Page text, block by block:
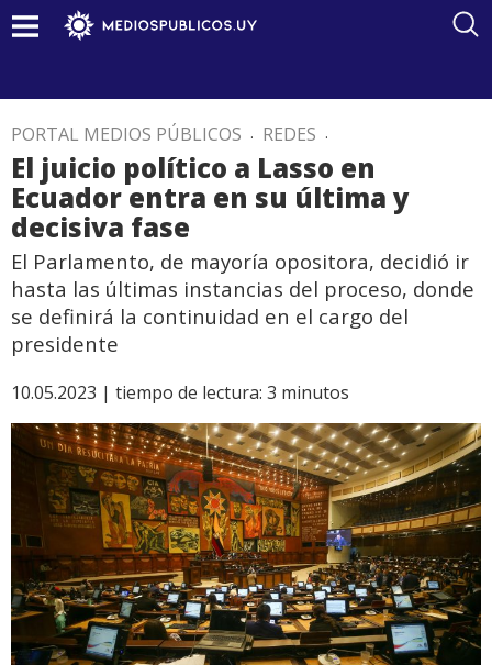
PORTAL MEDIOS PÚBLICOS . REDES .
El juicio político a Lasso en
Ecuador entra en su última y
decisiva fase
El Parlamento, de mayoría opositora, decidió ir
hasta las últimas instancias del proceso, donde
se definirá la continuidad en el cargo del
presidente
10.05.2023 | tiempo de lectura: 3 minutos